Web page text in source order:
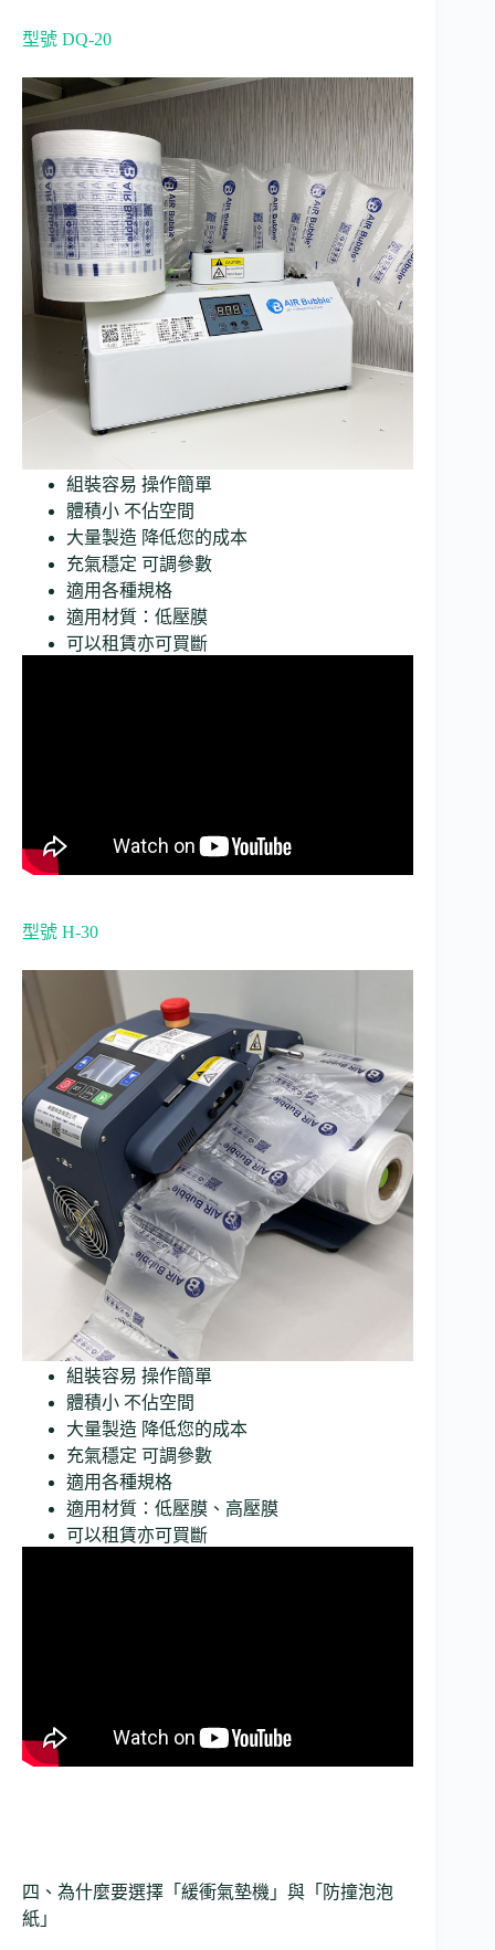
型號 DQ-20
組裝容易 操作簡單
體積小 不佔空間
大量製造 降低您的成本
充氣穩定 可調參數
適用各種規格
適用材質：低壓膜
可以租賃亦可買斷
型號 H-30
組裝容易 操作簡單
體積小 不佔空間
大量製造 降低您的成本
充氣穩定 可調參數
適用各種規格
適用材質：低壓膜、高壓膜
可以租賃亦可買斷
四、為什麼要選擇「緩衝氣墊機」與「防撞泡泡
紙」